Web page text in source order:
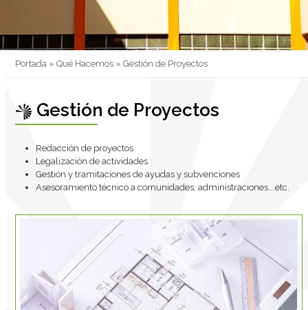
Portada »Qué Hacemos »Gestión de Proyectos
Gestión de Proyectos
Redacción de proyectos
Legalización de actividades
Gestión y tramitaciones de ayudas y subvenciones
Asesoramiento técnico a comunidades, administraciones….etc.